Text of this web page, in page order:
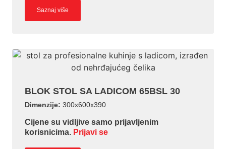
Saznaj više
BLOK STOL SA LADICOM 65BSL 30
Dimenzije: 300x600x390
Cijene su vidljive samo prijavljenim
korisnicima. Prijavi se